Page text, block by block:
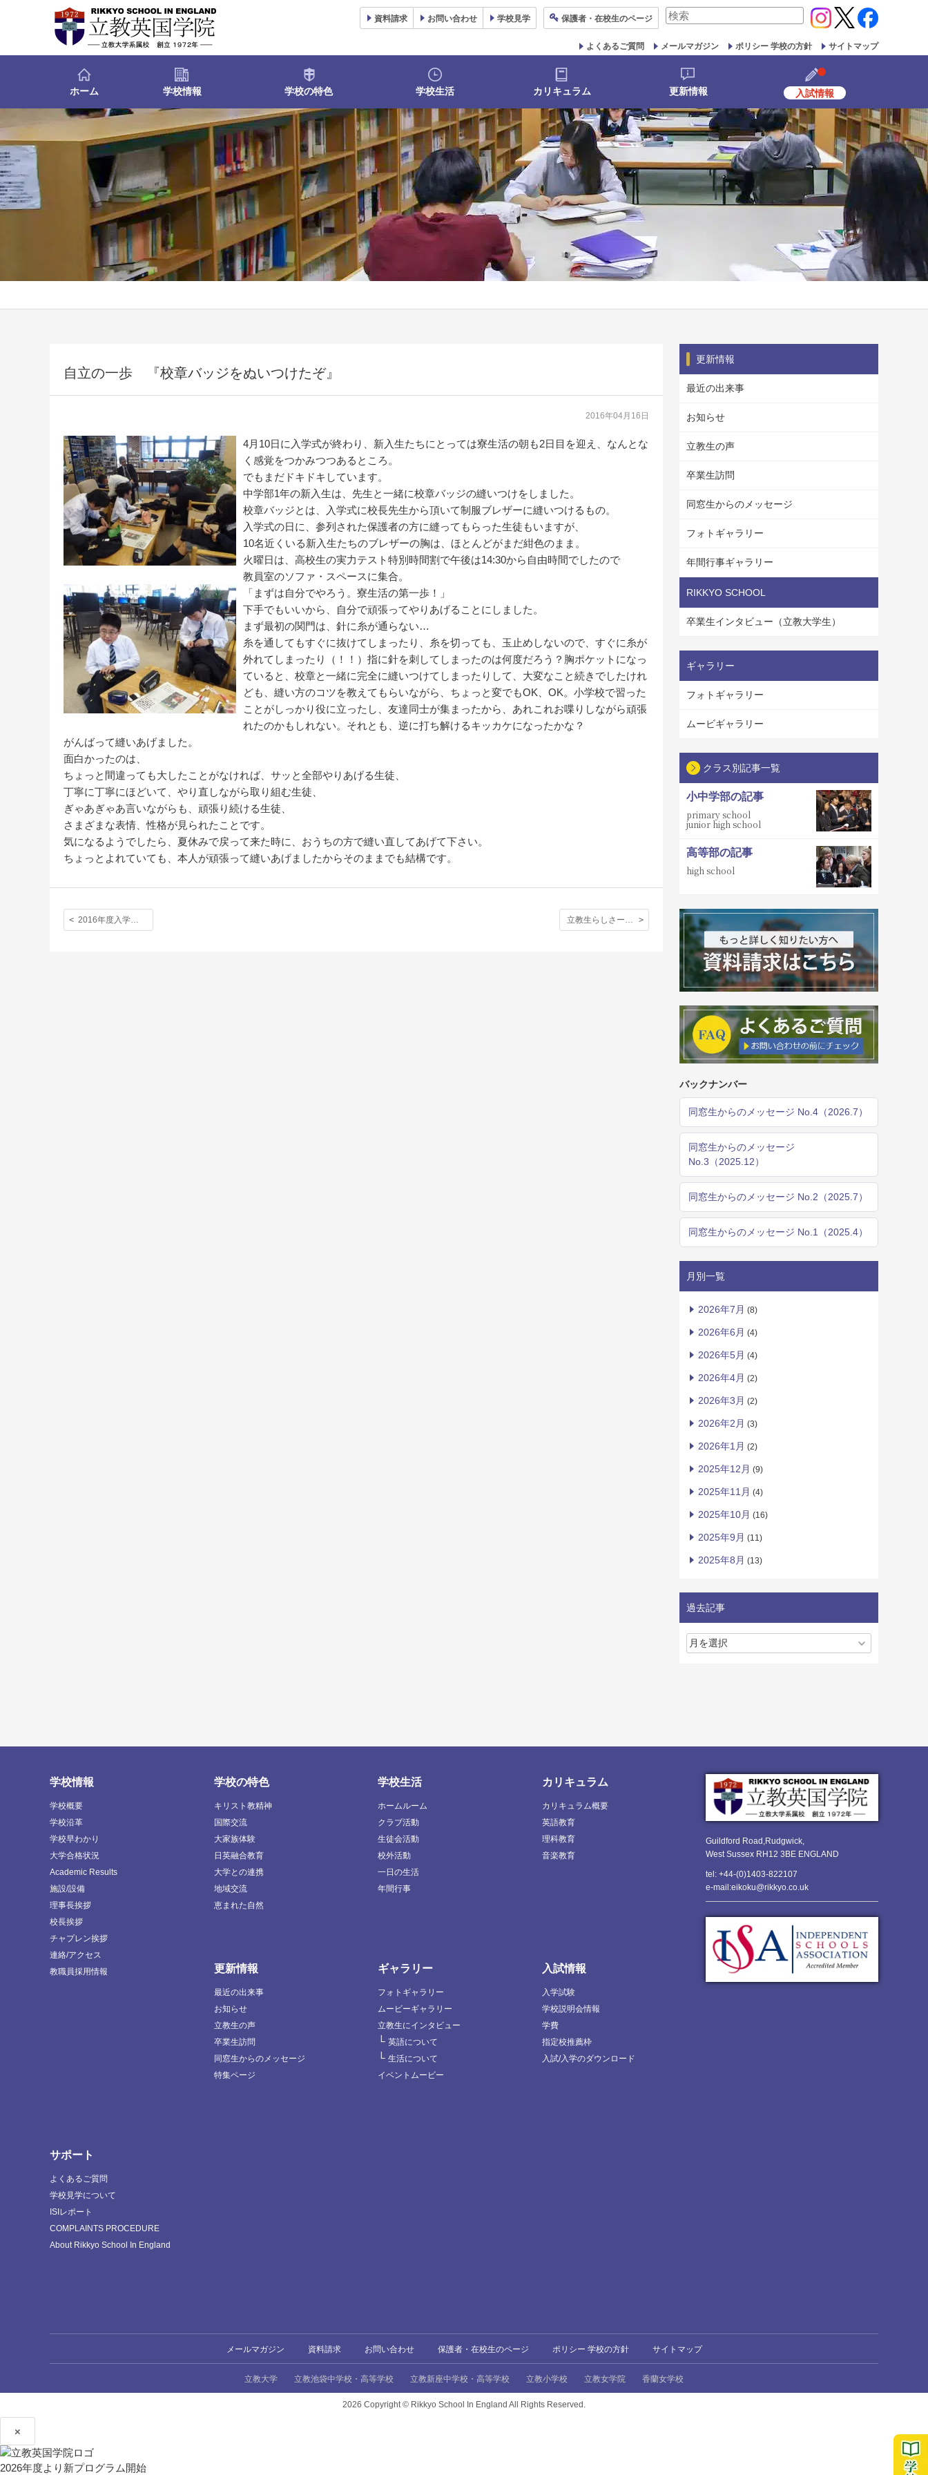
資料請求 お問い合わせ 学校見学 保護者 ・在校生のページ
検
対
象:
よくあるご質問 メールマガジン ポリシー 学校の方針 サイトマップ
ホーム 学校情報 学校の特色 学校生活 カリキュラム 更新情報 入試情報
自立の一歩 『校章バッジをぬいつけたぞ』
2016年04月16日
4月10日に入学式が終わり、新入生たちにとっては寮生活の朝も2日目を迎え、なんとな
く感覚をつかみつつあるところ。
でもまだドキドキしています。
中学部1年の新入生は、先生と一緒に校章バッジの縫いつけをしました。
校章バッジとは、入学式に校長先生から頂いて制服ブレザーに縫いつけるもの。
入学式の日に、参列された保護者の方に縫ってもらった生徒もいますが、
10名近くいる新入生たちのブレザーの胸は、ほとんどがまだ紺色のまま。
火曜日は、高校生の実力テスト特別時間割で午後は14:30から自由時間でしたので
教員室のソファ・スペースに集合。
「まずは自分でやろう。寮生活の第一歩！」
下手でもいいから、自分で頑張ってやりあげることにしました。
まず最初の関門は、針に糸が通らない…
糸を通してもすぐに抜けてしまったり、糸を切っても、玉止めしないので、すぐに糸が
外れてしまったり（！！）指に針を刺してしまったのは何度だろう？胸ポケットになっ
ていると、校章と一緒に完全に縫いつけてしまったりして、大変なこと続きでしたけれ
ども、縫い方のコツを教えてもらいながら、ちょっと変でもOK、OK。小学校で習った
ことがしっかり役に立ったし、友達同士が集まったから、あれこれお喋りしながら頑張
れたのかもしれない。それとも、逆に打ち解けるキッカケになったかな？
がんばって縫いあげました。
面白かったのは、
ちょっと間違っても大したことがなければ、サッと全部やりあげる生徒、
丁寧に丁寧にほどいて、やり直しながら取り組む生徒、
ぎゃあぎゃあ言いながらも、頑張り続ける生徒、
さまざまな表情、性格が見られたことです。
気になるようでしたら、夏休みで戻って来た時に、おうちの方で縫い直してあげて下さい。
ちょっとよれていても、本人が頑張って縫いあげましたからそのままでも結構です。
2016年度入学始業礼拝 校長式辞 立教生らしさー小学生から高校生までが楽しめる球技大会ー
更新情報
最近の出来事
お知らせ
立教生の声
卒業生訪問
同窓生からのメッセージ
フォトギャラリー
年間行事ギャラリー
RIKKYO SCHOOL
卒業生インタビュー（立教大学生）
ギャラリー
フォトギャラリー
ムービギャラリー
クラス別記事一覧
小中学部の記事
primary school
junior high school
高等部の記事
high school
バックナンバー
同窓生からのメッセージ No.4（2026.7）
同窓生からのメッセージ
No.3（2025.12）
同窓生からのメッセージ No.2（2025.7）
同窓生からのメッセージ No.1（2025.4）
月別一覧
2026年7月 (8)
2026年6月 (4)
2026年5月 (4)
2026年4月 (2)
2026年3月 (2)
2026年2月 (3)
2026年1月 (2)
2025年12月 (9)
2025年11月 (4)
2025年10月 (16)
2025年9月 (11)
2025年8月 (13)
過去記事
Guildford Road,Rudgwick,
West Sussex RH12 3BE ENGLAND
tel: +44-(0)1403-822107
e-mail:eikoku@rikkyo.co.uk
学校情報
学校概要
学校沿革
学校早わかり
大学合格状況
Academic Results
施設/設備
理事長挨拶
校長挨拶
チャプレン挨拶
連絡/アクセス
教職員採用情報
学校の特色
キリスト教精神
国際交流
大家族体験
日英融合教育
大学との連携
地域交流
恵まれた自然
学校生活
ホームルーム
クラブ活動
生徒会活動
校外活動
一日の生活
年間行事
カリキュラム
カリキュラム概要
英語教育
理科教育
音楽教育
更新情報
最近の出来事
お知らせ
立教生の声
卒業生訪問
同窓生からのメッセージ
特集ページ
ギャラリー
フォトギャラリー
ムービーギャラリー
立教生にインタビュー
└ 英語について
└ 生活について
イベントムービー
入試情報
入学試験
学校説明会情報
学費
指定校推薦枠
入試/入学のダウンロード
サポート
よくあるご質問
学校見学について
ISIレポート
COMPLAINTS PROCEDURE
About Rikkyo School In England
メールマガジン 資料請求 お問い合わせ 保護者・在校生のページ ポリシー 学校の方針 サイトマップ
立教大学 立教池袋中学校・高等学校 立教新座中学校・高等学校 立教小学校 立教女学院 香蘭女学校
2026 Copyright © Rikkyo School In England All Rights Reserved.
×
2026年度より新プログラム開始